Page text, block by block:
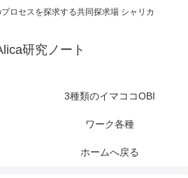
ロセスを探求する共同探求場 シャリカ
研究ノート
3種類のイマココOBI
ワーク各種
ホームへ戻る